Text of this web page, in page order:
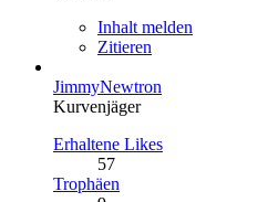
Inhalt melden
Zitieren
JimmyNewtron
Kurvenjäger
Erhaltene Likes
57
Trophäen